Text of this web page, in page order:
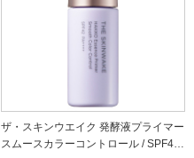
ザ・スキンウエイク 発酵液プライマー
スムースカラーコントロール / SPF42 /